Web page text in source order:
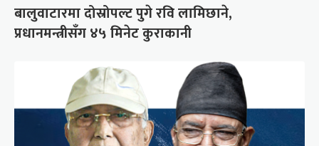
बालुवाटारमा दोस्रोपल्ट पुगे रवि लामिछाने,
प्रधानमन्त्रीसँग ४५ मिनेट कुराकानी